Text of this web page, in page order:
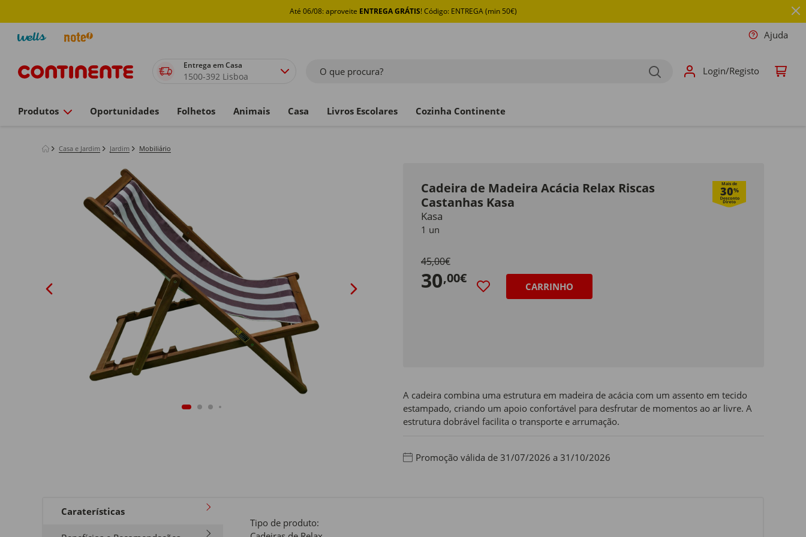
Até 06/08: aproveite ENTREGA GRÁTIS! Código: ENTREGA (min 50€)
Ajuda
Entrega em Casa
1500-392 Lisboa O que procura? Login/Registo
Produtos Oportunidades Folhetos Animais Casa Livros Escolares Cozinha Continente
Casa e Jardim Jardim Mobiliário
Cadeira de Madeira Acácia Relax Riscas
Castanhas Kasa
Mais de
30%
Kasa
1 un
45,00€
30,00€
CARRINHO
A cadeira combina uma estrutura em madeira de acácia com um assento em tecido
estampado, criando um apoio confortável para desfrutar de momentos ao ar livre. A
estrutura dobrável facilita o transporte e arrumação.
Promoção válida de 31/07/2026 a 31/10/2026
Caraterísticas
Tipo de produto: